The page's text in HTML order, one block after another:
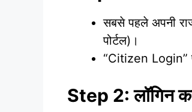
सबसे पहले अपनी
पोर्टल)।
“Citizen Login”
Step 2: लॉगिन